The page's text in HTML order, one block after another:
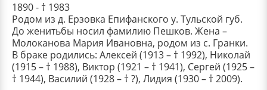
1890 - † 1983
Родом из д. Ерзовка Епифанского у. Тульской губ.
До женитьбы носил фамилию Пешков. Жена –
Молоканова Мария Ивановна, родом из с. Гранки.
В браке родились: Алексей (1913 – † 1992), Николай
(1915 – † 1988), Виктор (1921 – † 1941), Сергей (1925 –
† 1944), Василий (1928 – † ?), Лидия (1930 – † 2009).